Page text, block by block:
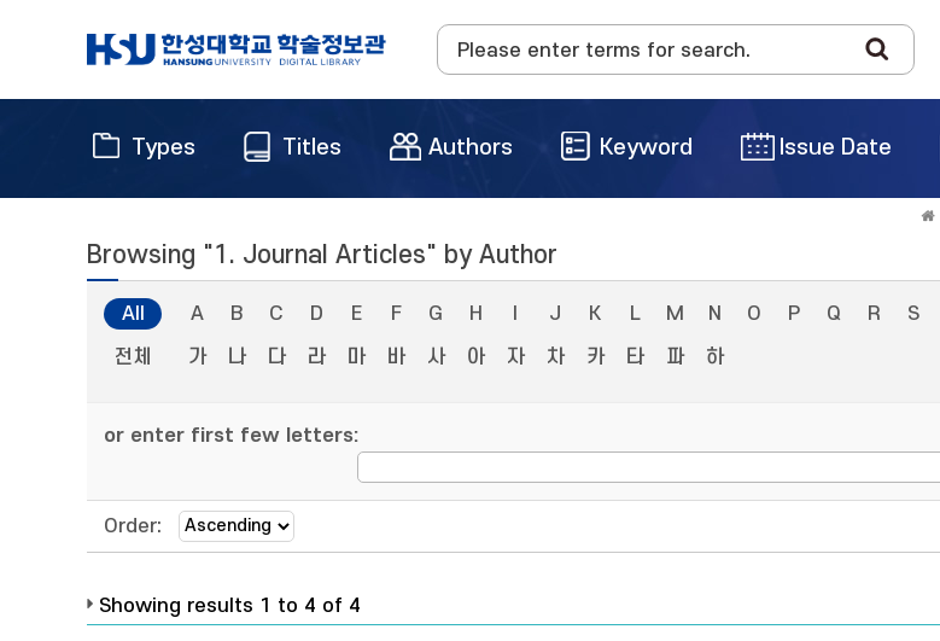
Types Titles Authors Keyword Issue Date
Browsing "1. Journal Articles" by Author
All A B C D E F G H J K L M N O P Q R S
전체
가 나 다 라 마 바 사 아 자 차 카 타 파 하
or enter first few letters:
Order:
Showing results 1 to 4 of 4